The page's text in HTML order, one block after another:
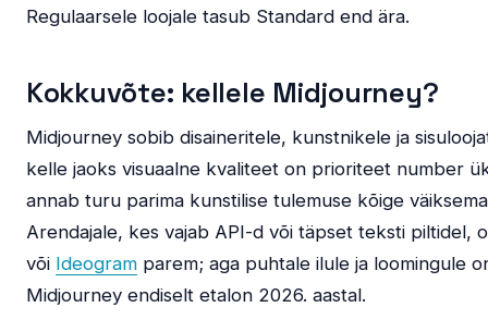
Regulaarsele loojale tasub Standard end ära.
Kokkuvõte: kellele Midjourney?
Midjourney sobib disaineritele, kunstnikele ja
kelle jaoks visuaalne kvaliteet on prioriteet number
annab turu parima kunstilise tulemuse kõige
Arendajale, kes vajab API-d või täpset teksti piltidel,
või Ideogram parem; aga puhtale ilule ja loomingule
Midjourney endiselt etalon 2026. aastal.